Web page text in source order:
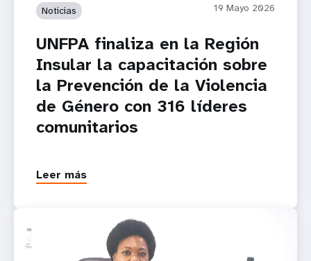
Noticias 19 Mayo 2026
UNFPA finaliza en la Región
Insular la capacitación sobre
la Prevención de la Violencia
de Género con 316 líderes
comunitarios
Leer más